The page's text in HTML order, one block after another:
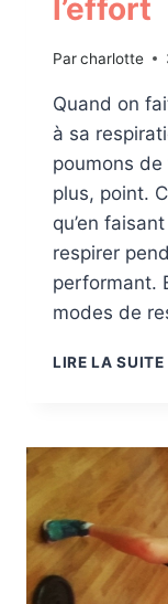
l’effort
Parcharlotte
Quand on
à sa
poumons
plus, point.
qu’en
respirer
performant.
modes de
LIRE LA SUITE